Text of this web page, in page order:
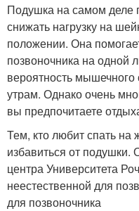
Подушка на самом деле
снижать нагрузку на
положении. Она
позвоночника на одной
вероятность
утрам. Однако очень
вы предпочитаете
Тем, кто любит спать на
избавиться от
центра Университета
неестественной для
для позвоночника